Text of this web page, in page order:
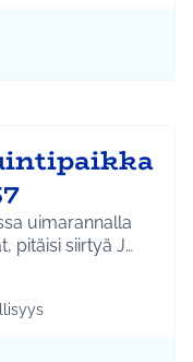
uimarannalla
pitäisi siirtyä J…
Hyvinvointi ja